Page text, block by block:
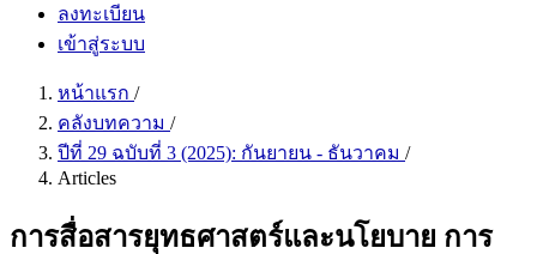
ลงทะเบียน
เข้าสู่ระบบ
หน้าแรก /
คลังบทความ /
ปีที่ 29 ฉบับที่ 3 (2025): กันยายน - ธันวาคม /
Articles
การสื่อสารยุทธศาสตร์และนโยบาย การ